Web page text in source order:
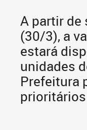
A partir de
(30/3), a
estará
unidades
Prefeitura
prioritários